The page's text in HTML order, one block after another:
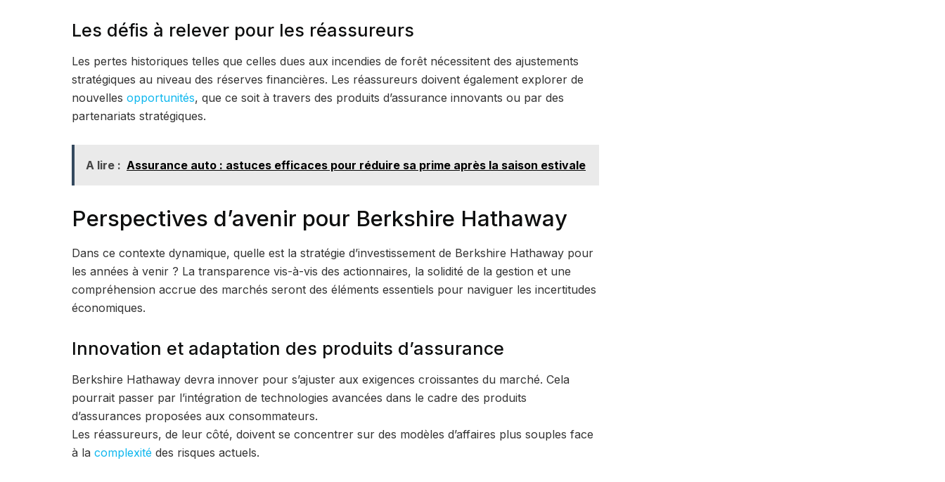
Les défis à relever pour les réassureurs
Les pertes historiques telles que celles dues aux incendies de forêt nécessitent des ajustements
stratégiques au niveau des réserves financières. Les réassureurs doivent également explorer de
nouvelles opportunités, que ce soit à travers des produits d’assurance innovants ou par des
partenariats stratégiques.
A lire : Assurance auto : astuces efficaces pour réduire sa prime après la saison estivale
Perspectives d’avenir pour Berkshire Hathaway
Dans ce contexte dynamique, quelle est la stratégie d’investissement de Berkshire Hathaway pour
les années à venir ? La transparence vis-à-vis des actionnaires, la solidité de la gestion et une
compréhension accrue des marchés seront des éléments essentiels pour naviguer les incertitudes
économiques.
Innovation et adaptation des produits d’assurance
Berkshire Hathaway devra innover pour s’ajuster aux exigences croissantes du marché. Cela
pourrait passer par l’intégration de technologies avancées dans le cadre des produits
d’assurances proposées aux consommateurs.
Les réassureurs, de leur côté, doivent se concentrer sur des modèles d’affaires plus souples face
à la complexité des risques actuels.